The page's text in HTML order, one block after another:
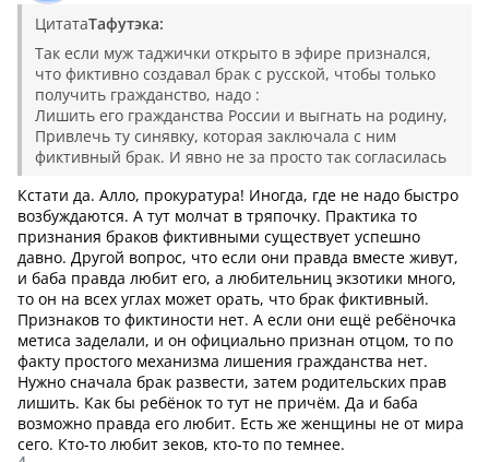
ЦитатаТафутэка:
Так если муж таджички открыто в эфире признался,
что фиктивно создавал брак с русской, чтобы только
получить гражданство, надо :
Лишить его гражданства России и выгнать на родину,
Привлечь ту синявку, которая заключала с ним
фиктивный брак. И явно не за просто так согласилась
Кстати да. Алло, прокуратура! Иногда, где не надо быстро
возбуждаются. А тут молчат в тряпочку. Практика то
признания браков фиктивными существует успешно
давно. Другой вопрос, что если они правда вместе живут,
и баба правда любит его, а любительниц экзотики много,
то он на всех углах может орать, что брак фиктивный.
Признаков то фиктиности нет. А если они ещё ребёночка
метиса заделали, и он официально признан отцом, то по
факту простого механизма лишения гражданства нет.
Нужно сначала брак развести, затем родительских прав
лишить. Как бы ребёнок то тут не причём. Да и баба
возможно правда его любит. Есть же женщины не от мира
сего. Кто-то любит зеков, кто-то по темнее.